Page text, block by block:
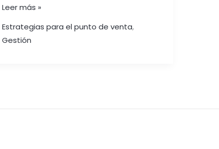
Leer más »
Estrategias para el punto de venta,
Gestión